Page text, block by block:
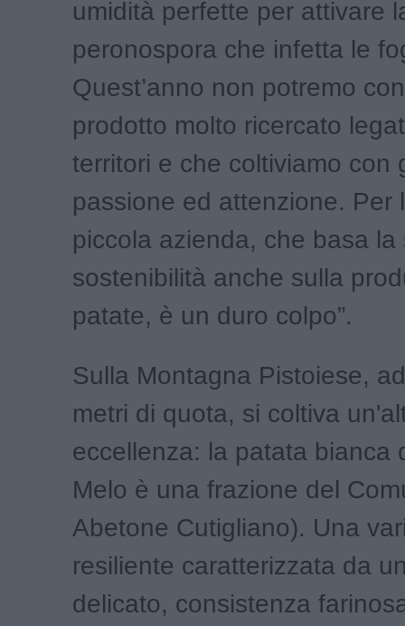
umidità perfette per attivare
peronospora che infetta le
Quest’anno non potremo
prodotto molto ricercato
territori e che coltiviamo con
passione ed attenzione. Per
piccola azienda, che basa la
sostenibilità anche sulla
patate, è un duro colpo”.
Sulla Montagna Pistoiese,
metri di quota, si coltiva
eccellenza: la patata bianca
Melo è una frazione del
Abetone Cutigliano). Una
resiliente caratterizzata da
delicato, consistenza